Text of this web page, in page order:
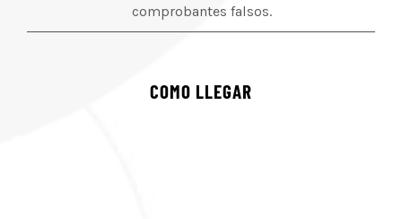
comprobantes falsos.
COMO LLEGAR